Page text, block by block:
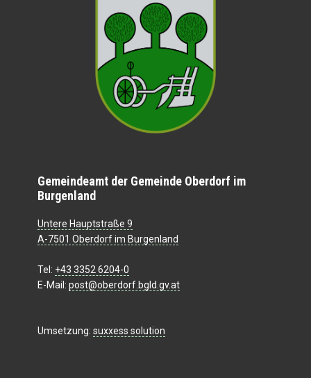
Gemeindeamt der Gemeinde Oberdorf im
Burgenland
Untere Hauptstraße 9
A-7501 Oberdorf im Burgenland
Tel: +43 3352 6204-0
E-Mail: post@oberdorf.bgld.gv.at
Umsetzung: suxxess solution